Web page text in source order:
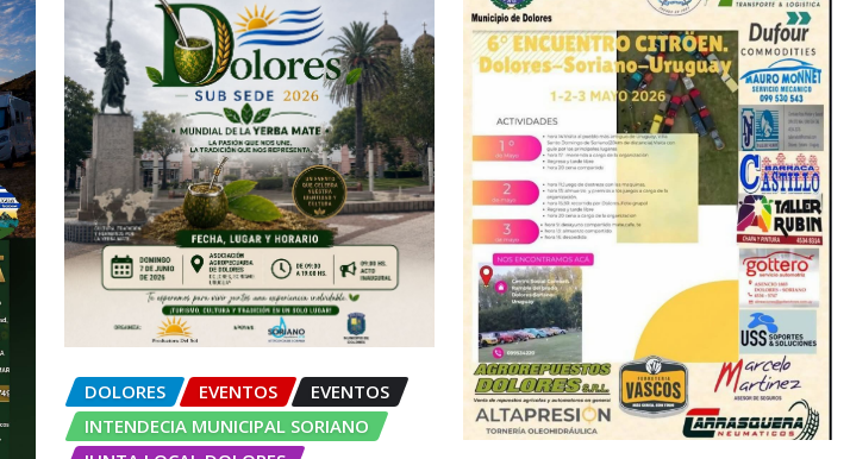
DOLORES EVENTOS
EVENTOS
INTENDECIA MUNICIPAL SORIANO